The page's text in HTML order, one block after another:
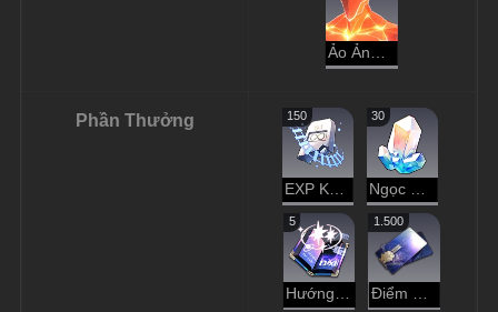
Phần Thưởng 150
EXP Khai Phá
30
5
Hướng Dẫn Dạo Chơi
1.500
Điểm Tín Dụng